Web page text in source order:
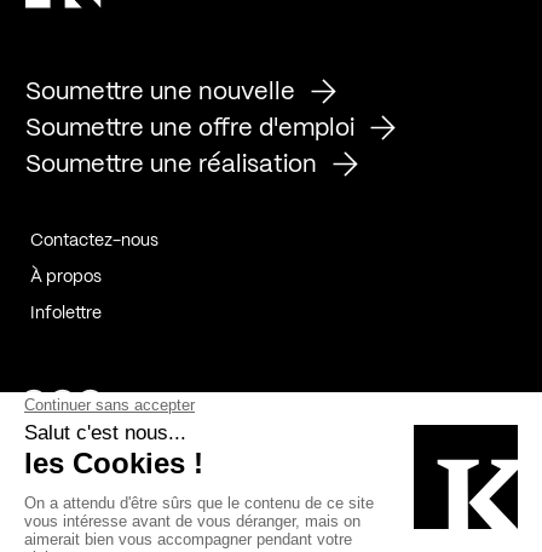
Soumettre une nouvelle
Soumettre une offre d'emploi
Soumettre une réalisation
Contactez-nous
À propos
Infolettre
Page Facebook de Kollectif
Page Instagram de Kollectif
Page Linkedin de Kollectif